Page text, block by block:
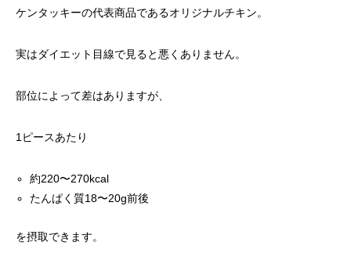
ケンタッキーの代表商品であるオリジナルチキン。
実はダイエット目線で見ると悪くありません。
部位によって差はありますが、
1ピースあたり
約220〜270kcal
たんぱく質18〜20g前後
を摂取できます。